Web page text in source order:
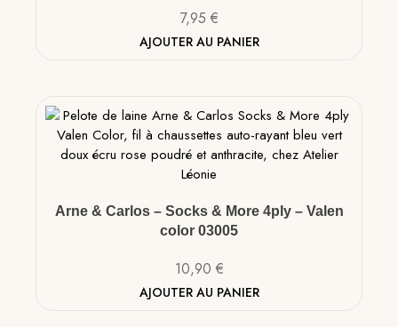
7,95 €
AJOUTER AU PANIER
Arne & Carlos – Socks & More 4ply – Valen
color 03005
10,90 €
AJOUTER AU PANIER